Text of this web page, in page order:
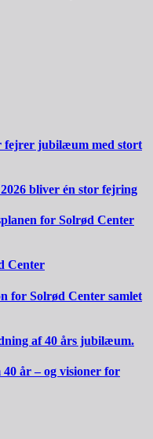
fejrer jubilæum med stort
bliver én stor fejring
for Solrød Center
Center
for Solrød Center samlet
af 40 års jubilæum.
år – og visioner for